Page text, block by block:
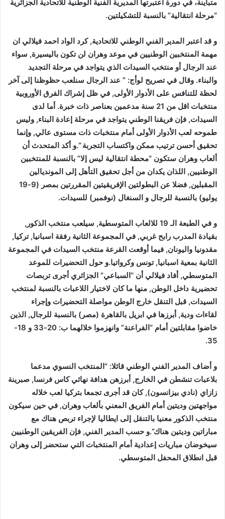
متباينة، في دورة اعتبرتها المديرية الفنية الوطنية للاتحادية الجزائرية
“مرحلة انتقالية” بالنسبة للتشكيلتين.
و قد اعتبر المدير الفني الوطني للاتحادية, كرد الواد احمد فيلالي ان
مهمة المنتخبين الوطنيين في موعد وهران لن تكون باليسيرة, سواء
عند الرجال أو منتخب السيدات الذي يتواجد في مرحلة التجديد
والبناء. وقال في تصريح لوأج: ” عند الرجال سنلعب حظوظنا إلى آخر
لحظة للتنافس على الأدوار الأولى, في ظل إشراك الفرق الأوروبية
منتخبات اقل من 21 سنة مدعمين بعناصر ذات خبرة. أما لدى
السيدات, فإن فريقنا الوطني يتواجد في مرحلة إعادة البناء, وليس
طموحه لعب الأدوار الأولى أمام منتخبات ذات مستوى عالي, وإنما
تحقيق أحسن ترتيب ممكن واكتساب التجربة “.و أكد المتحدث أن
ألعاب وهران ستكون “محطة انتقالية ليس إلا” بالنسبة للمنتخبين
الوطنيين, اللذان يكدان من أجل تحقيق التأهل إلى المونديالين
المقبلين, فضلا عن البطولتين الإفريقيتين المقررتين بمصر (9-19
يوليو) بالنسبة للرجال و السنغال (نوفمبر) للسيدات.
و في الطبعة الـ 19 للالعاب المتوسطية, سيلعب منتخب الذكور,
بقيادة المدرب رابح غربي, في المجموعة الثانية رفقة اسبانيا, تركيا,
مقدونيا واليونان, فيما أوقعت القرعة منتخب السيدات في المجموعة
الثانية بمعية اسبانيا, تونس وكرواتيا.و حول التحضيرات للموعد
المتوسطي, أفاد فيلالي أن “السباعي” الجزائري أجرى تربصات
تحضيرية داخل الوطن, منها ما كان لاختيار اللاعبات بالنسبة لمنتخب
السيدات, قبل التنقل خارج الوطن مواصلة التحضيرات وإجراء
لقاءات ودية, أبرزها في ابريل بالقاهرة (مصر) بالنسبة للرجال, الذين
خاضوا مقابلتين أمام “الفراعنة” وانهزموا خلالهما ب: 20-33 و 18-
35.
و أضاف المدير الفني الوطني قائلا: “المنتخب النسوي مدعما
بلاعبات تنشطن في الخارج, أبرزهن هدافة نهائي كاس فرنسا, صبرينة
زازاي (نادي بيزانسون), كان قد أجرى تجمعا بتركيا لعب خلاله
مواجهتين وديتين أمام الفريق المعني بألعاب وهران, في حين سيكون
منتخب الذكور معنيا بالتنقل إلى ايطاليا لإجراء تربص هناك مع
مباراتين وديتين هناك”.و حسب المدير الفني, فإن الفريقين الوطنيين
سيخوضان مباريات إعدادية أمام المنتخبات التي ستحضر إلى وهران
قبل انطلاق المحفل المتوسطي.